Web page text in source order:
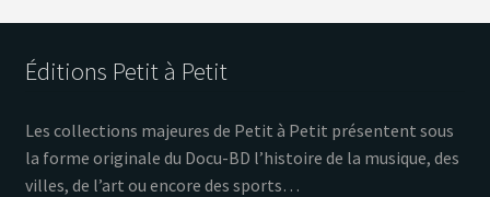
Éditions Petit à Petit
Les collections majeures de Petit à Petit présentent sous
la forme originale du Docu-BD l’histoire de la musique, des
villes, de l’art ou encore des sports…